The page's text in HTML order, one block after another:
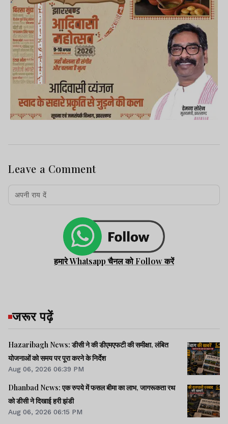
Leave a Comment
हमारे Whatsapp चैनल को Follow करें
जरूर पढ़ें
Hazaribagh News: डीसी ने की डीएमएफटी की समीक्षा, लंबित
योजनाओं को समय पर पूरा करने के निर्देश
Aug 06, 2026 06:39 PM
Dhanbad News: एक रुपये में फसल बीमा का लाभ, जागरूकता रथ
को डीसी ने दिखाई हरी झंडी
Aug 06, 2026 06:15 PM